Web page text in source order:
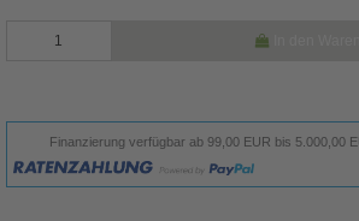
Finanzierung verfügbar ab 99,00 EUR bis 5.000,00